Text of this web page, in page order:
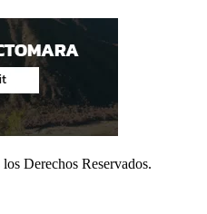
Derechos Reservados.